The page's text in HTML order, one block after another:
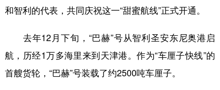
Русский язык 日本語 한국어
Deutsch Português
和智利的代表，共同庆祝这一“甜蜜航线”正式开通。
去年12月下旬，“巴赫”号从智利圣安东尼奥港启
航，历经1万多海里来到天津港。作为“车厘子快线”的
首艘货轮，“巴赫”号装载了约2500吨车厘子。